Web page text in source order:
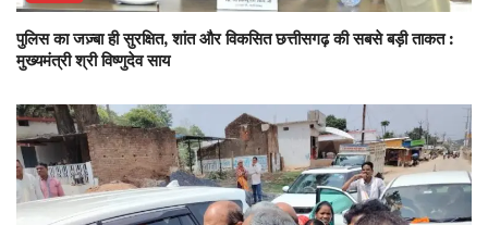
पुलिस का जज़्बा ही सुरक्षित, शांत और विकसित छत्तीसगढ़ की सबसे बड़ी ताकत :
मुख्यमंत्री श्री विष्णुदेव साय